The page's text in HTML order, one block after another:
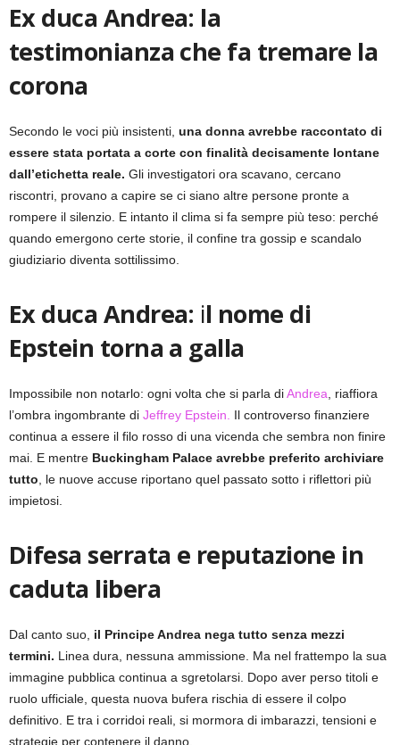
Ex duca Andrea: la
testimonianza che fa tremare la
corona
Secondo le voci più insistenti, una donna avrebbe raccontato di
essere stata portata a corte con finalità decisamente lontane
dall’etichetta reale. Gli investigatori ora scavano, cercano
riscontri, provano a capire se ci siano altre persone pronte a
rompere il silenzio. E intanto il clima si fa sempre più teso: perché
quando emergono certe storie, il confine tra gossip e scandalo
giudiziario diventa sottilissimo.
Ex duca Andrea: il nome di
Epstein torna a galla
Impossibile non notarlo: ogni volta che si parla diAndrea , riaffiora
l’ombra ingombrante di Jeffrey Epstein.
Il controverso finanziere
continua a essere il filo rosso di una vicenda che sembra non finire
mai. E mentre Buckingham Palace avrebbe preferito archiviare
tutto , le nuove accuse riportano quel passato sotto i riflettori più
impietosi.
Difesa serrata e reputazione in
caduta libera
Dal canto suo, il Principe Andrea nega tutto senza mezzi
termini. Linea dura, nessuna ammissione. Ma nel frattempo la sua
immagine pubblica continua a sgretolarsi. Dopo aver perso titoli e
ruolo ufficiale, questa nuova bufera rischia di essere il colpo
definitivo. E tra i corridoi reali, si mormora di imbarazzi, tensioni e
strategie per contenere il danno.